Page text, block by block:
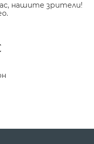
нашите зрители!